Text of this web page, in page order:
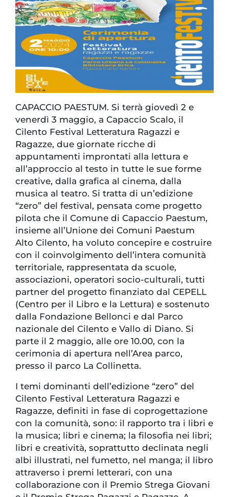
CAPACCIO PAESTUM. Si terrà giovedì 2 e
venerdì 3 maggio, a Capaccio Scalo, il
Cilento Festival Letteratura Ragazzi e
Ragazze, due giornate ricche di
appuntamenti improntati alla lettura e
all’approccio al testo in tutte le sue forme
creative, dalla grafica al cinema, dalla
musica al teatro. Si tratta di un’edizione
“zero” del festival, pensata come progetto
pilota che il Comune di Capaccio Paestum,
insieme all’Unione dei Comuni Paestum
Alto Cilento, ha voluto concepire e costruire
con il coinvolgimento dell’intera comunità
territoriale, rappresentata da scuole,
associazioni, operatori socio-culturali, tutti
partner del progetto finanziato dal CEPELL
(Centro per il Libro e la Lettura) e sostenuto
dalla Fondazione Bellonci e dal Parco
nazionale del Cilento e Vallo di Diano. Si
parte il 2 maggio, alle ore 10.00, con la
cerimonia di apertura nell’Area parco,
presso il parco La Collinetta.
I temi dominanti dell’edizione “zero” del
Cilento Festival Letteratura Ragazzi e
Ragazze, definiti in fase di coprogettazione
con la comunità, sono: il rapporto tra i libri e
la musica; libri e cinema; la filosofia nei libri;
libri e creatività, soprattutto declinata negli
albi illustrati, nel fumetto, nel manga; il libro
attraverso i premi letterari, con una
collaborazione con il Premio Strega Giovani